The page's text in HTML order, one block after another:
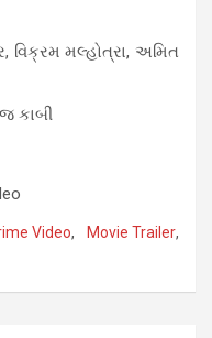
વિક્રમ મલ્હોત્રા, અમિત
કાબી
Video, Movie Trailer,